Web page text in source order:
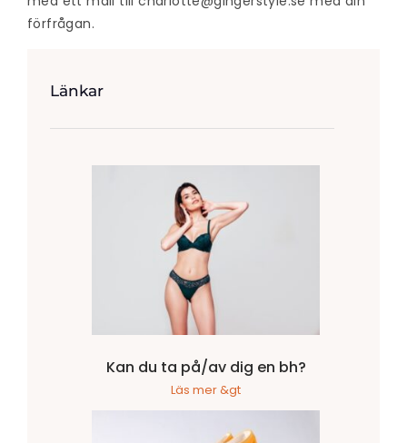
Länkar
Kan du ta på/av dig en bh?
Läs mer &gt
förfrågan.